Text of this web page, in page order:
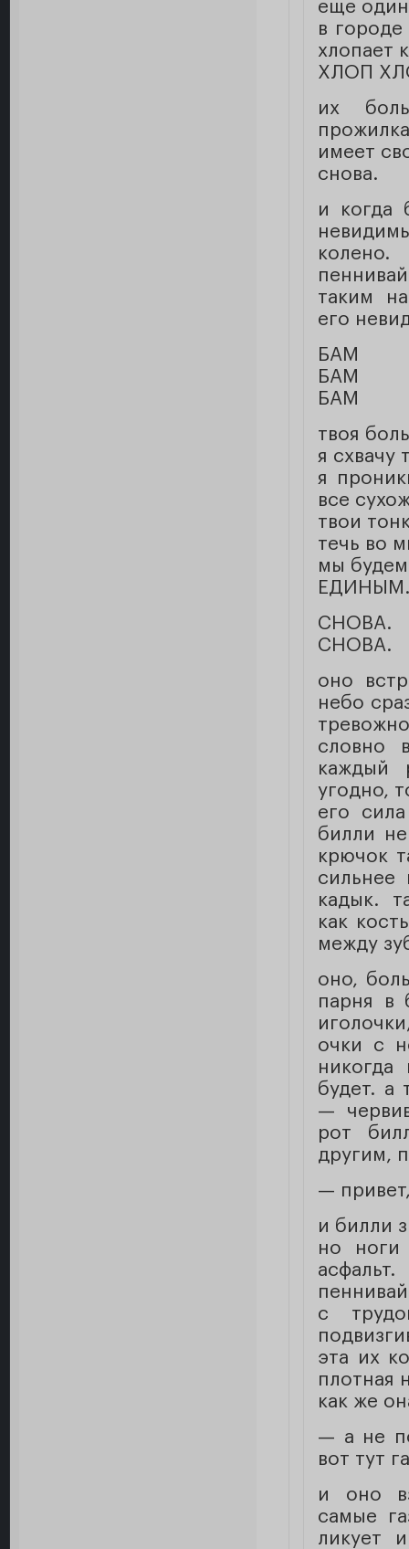
еще
в городе
хлопает
ХЛОП
их
имеет
снова.
и когда
колено.
таким
его
БАМ
БАМ
БАМ
твоя
я схвачу
я
все
твои
течь во
мы
СНОВА.
СНОВА.
оно
небо
словно
каждый
угодно,
его
билли
крючок
сильнее
кадык.
как
между
оно,
парня в
очки с
будет. а
—
рот
другим,
—
и билли
но
асфальт.
с
эта их
плотная
как же
— а не
вот тут
и оно
самые
ликует